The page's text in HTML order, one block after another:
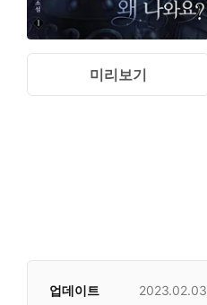
미리보기
업데이트 2023.02.03